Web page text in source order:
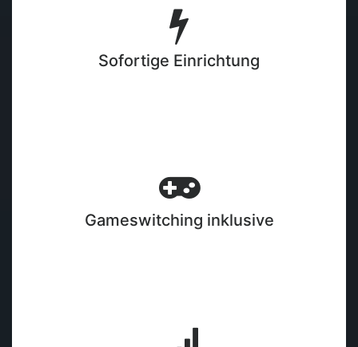
Sofortige Einrichtung
Gameswitching inklusive